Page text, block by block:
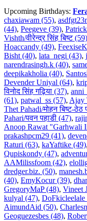
Upcoming Birthdays:
chaxiawam (55),
(44), Peegeve (39),
Vishth/वीरेन्द्र सिंह बिष्ट (59)
Hoaccandy (49),
Bisht (40), lata_negi (43),
narendrasingh.k (40),
deepikakholia (40),
Devender Uniyal (64),
विनोद सिंह गढ़िया (37),
(61), patwal_ss (57), Ajay
Thet Pahadi/मोहन बिष्ट-ठेठ
Pahari/पवन पहाडी (47),
Anoop Rawat "Garhwali
prakashpcm29 (41),
Raturi (63), kaYaftike (49),
Qupiskondy (47),
AAMilissfoom (42),
dredger.biz. (50),
(40), EmyKocur (39),
GregoryMaP (48), Vineet
kulyal (47), DoFkicleelale
AimundAid (50),
Geoguezesbes (48),